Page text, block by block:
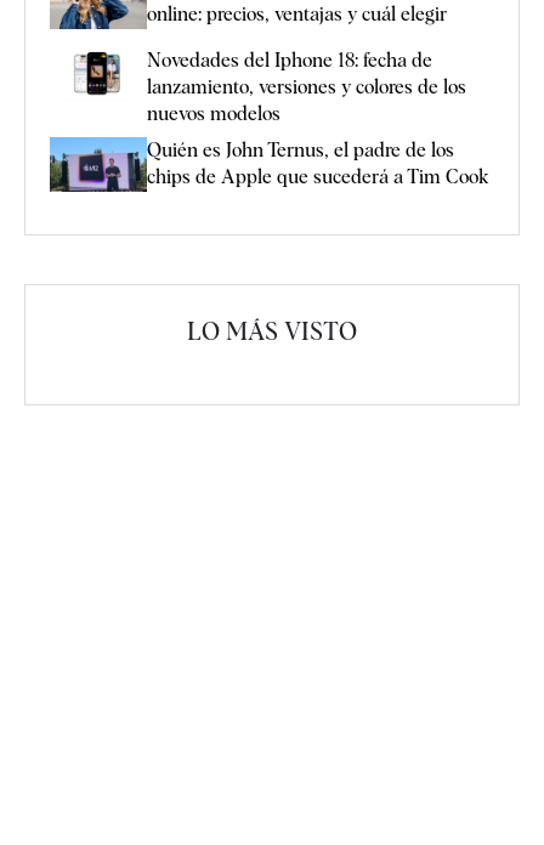
online: precios, ventajas y cuál elegir
Novedades del Iphone 18: fecha de
lanzamiento, versiones y colores de los
nuevos modelos
Quién es John Ternus, el padre de los
chips de Apple que sucederá a Tim Cook
LO MÁS VISTO